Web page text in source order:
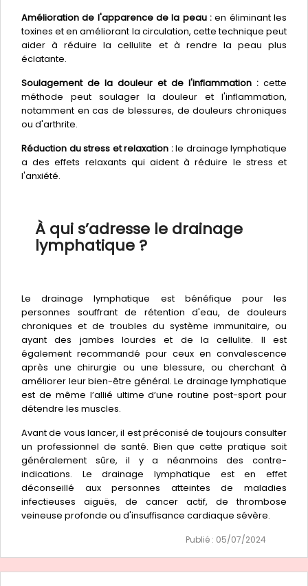
Amélioration de l'apparence de la peau : en éliminant les
toxines et en améliorant la circulation, cette technique peut
aider à réduire la cellulite et à rendre la peau plus
éclatante.
Soulagement de la douleur et de l'inflammation : cette
méthode peut soulager la douleur et l'inflammation,
notamment en cas de blessures, de douleurs chroniques
ou d'arthrite.
Réduction du stress et relaxation :le drainage lymphatique
a des effets relaxants qui aident à réduire le stress et
l'anxiété.
À qui s’adresse le drainage
lymphatique ?
Le drainage lymphatique est bénéfique pour les
personnes souffrant de rétention d'eau, de douleurs
chroniques et de troubles du système immunitaire, ou
ayant des jambes lourdes et de la cellulite. Il est
également recommandé pour ceux en convalescence
après une chirurgie ou une blessure, ou cherchant à
améliorer leur bien-être général. Le drainage lymphatique
est de même l’allié ultime d’une routine post-sport pour
détendre les muscles.
Avant de vous lancer, il est préconisé de toujours consulter
un professionnel de santé. Bien que cette pratique soit
généralement sûre, il y a néanmoins des contre-
indications. Le drainage lymphatique est en effet
déconseillé aux personnes atteintes de maladies
infectieuses aiguës, de cancer actif, de thrombose
veineuse profonde ou d'insuffisance cardiaque sévère.
Publié : 05/07/2024